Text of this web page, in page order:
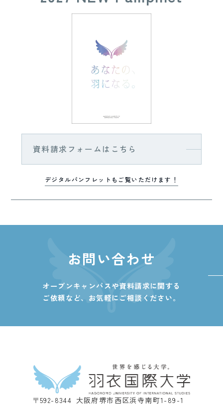
資料請求フォームはこちら
デジタルパンフレットもご覧いただけます！
お問い合わせ
オープンキャンパスや資料請求に関する
ご依頼など、 お気軽にご相談ください。
〒592-8344 大阪府堺市西区浜寺南町1-89-1